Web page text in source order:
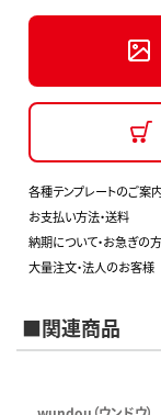
各種テンプレートのご案内
お支払い方法・送料
納期について・お急ぎの
大量注文・法人のお客様
■関連商品